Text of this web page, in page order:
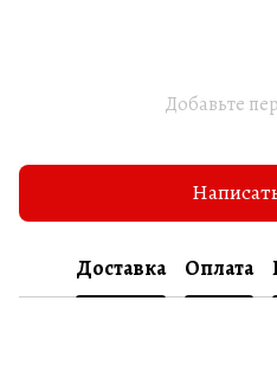
Добавьте
Доставка Оплата